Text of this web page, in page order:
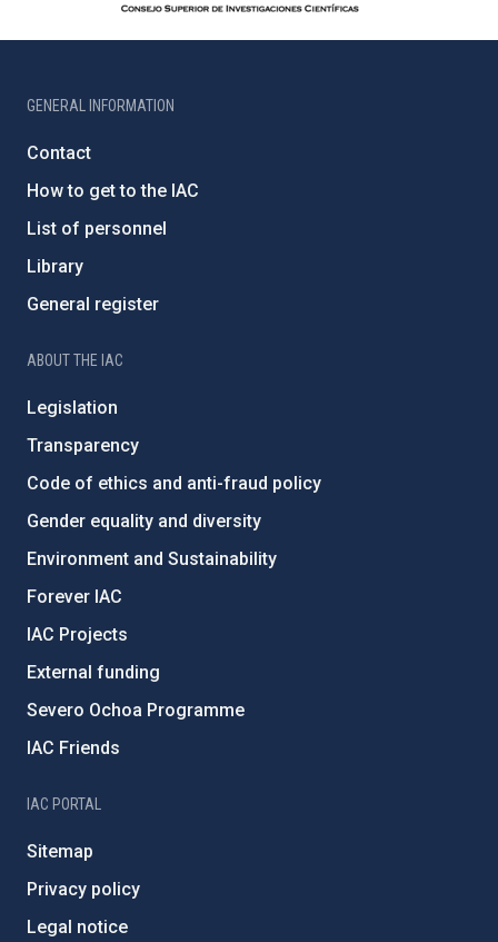
GENERAL INFORMATION
Contact
How to get to the IAC
List of personnel
Library
General register
ABOUT THE IAC
Legislation
Transparency
Code of ethics and anti-fraud policy
Gender equality and diversity
Environment and Sustainability
Forever IAC
IAC Projects
External funding
Severo Ochoa Programme
IAC Friends
IAC PORTAL
Sitemap
Privacy policy
Legal notice